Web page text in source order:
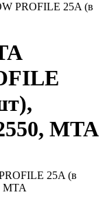
PROFILE 25A (в
MTA